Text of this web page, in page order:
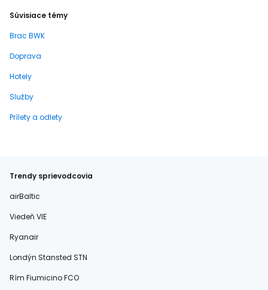
Súvisiace témy
Brac BWK
Doprava
Hotely
Služby
Prílety a odlety
Trendy sprievodcovia
airBaltic
Viedeň VIE
Ryanair
Londýn Stansted STN
Rím Fiumicino FCO